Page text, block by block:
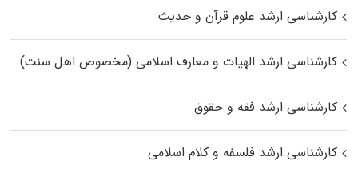
کارشناسی ارشد علوم قرآن و حدیث
کارشناسی ارشد الهیات و معارف اسلامی (مخصوص اهل سنت)
کارشناسی ارشد فقه و حقوق
کارشناسی ارشد فلسفه و کلام اسلامی